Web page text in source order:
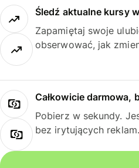
Śledź aktualne kursy
Zapamiętaj swoje
obserwować, jak
Całkowicie darmowa,
Pobierz w sekundy.
bez irytujących reklam.